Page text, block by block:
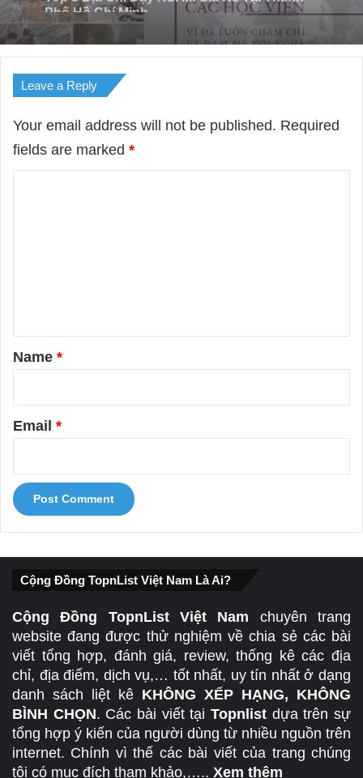
Leave a Reply
Your email address will not be published. Required
fields are marked *
*
Name *
Email *
Cộng Đồng TopnList Việt Nam Là Ai?
Cộng Đồng TopnList Việt Nam chuyên trang
website đang được thử nghiệm về chia sẻ các bài
viết tổng hợp, đánh giá, review, thống kê các địa
chỉ, địa điểm, dịch vụ,… tốt nhất, uy tín nhất ở dạng
danh sách liệt kê KHÔNG XẾP HẠNG, KHÔNG
BÌNH CHỌN. Các bài viết tạiTopnlist dựa trên sự
tổng hợp ý kiến của người dùng từ nhiều nguồn trên
internet. Chính vì thế các bài viết của trang chúng
tôi có mục đích tham khảo,….. Xem thêm